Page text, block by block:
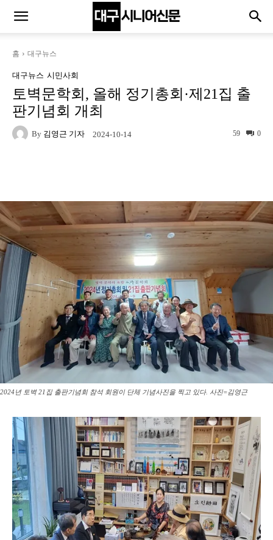
홈 대구뉴스
대구뉴스 시민사회
토벽문학회, 올해 정기총회·제21집 출
판기념회 개최
By 김영근 기자 2024-10-14 0
59
2024년 토벽 21집 출판기념회 참석 회원이 단체 기념사진을 찍고 있다. 사진=김영근